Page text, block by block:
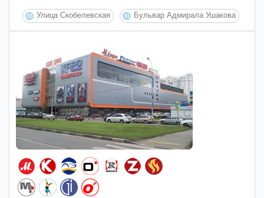
Улица Скобелевская Бульвар Адмирала Ушакова